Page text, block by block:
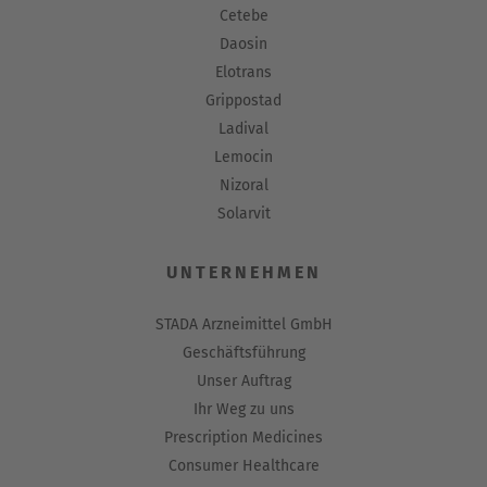
Cetebe
Daosin
Elotrans
Grippostad
Ladival
Lemocin
Nizoral
Solarvit
UNTERNEHMEN
STADA Arzneimittel GmbH
Geschäftsführung
Unser Auftrag
Ihr Weg zu uns
Prescription Medicines
Consumer Healthcare